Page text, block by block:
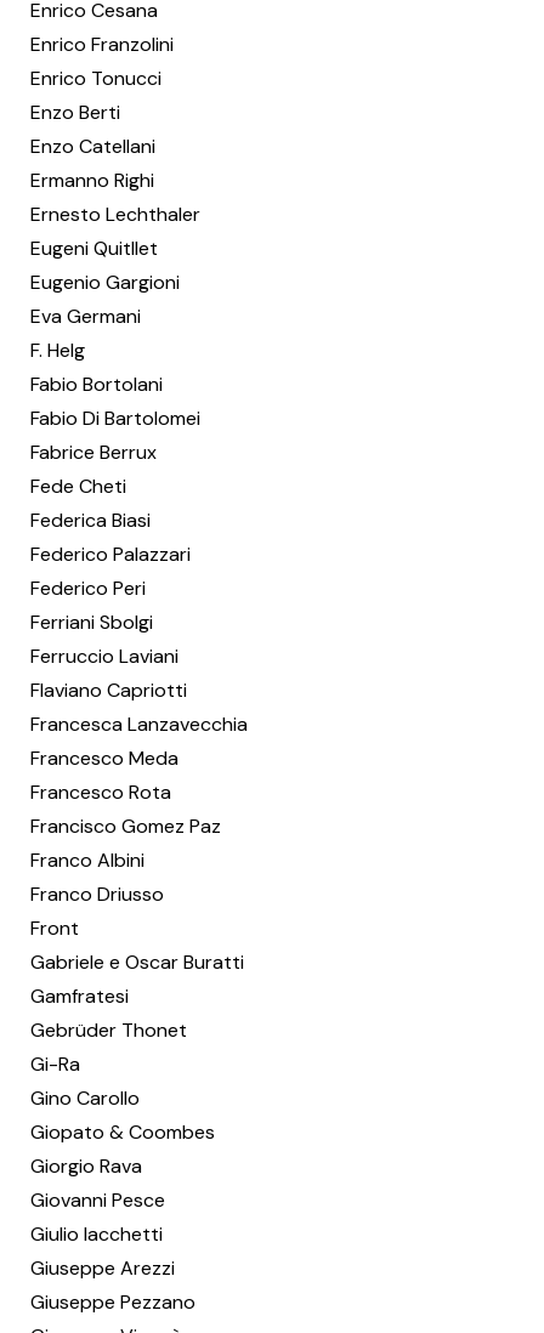
Enrico Cesana
Enrico Franzolini
Enrico Tonucci
Enzo Berti
Enzo Catellani
Ermanno Righi
Ernesto Lechthaler
Eugeni Quitllet
Eugenio Gargioni
Eva Germani
F. Helg
Fabio Bortolani
Fabio Di Bartolomei
Fabrice Berrux
Fede Cheti
Federica Biasi
Federico Palazzari
Federico Peri
Ferriani Sbolgi
Ferruccio Laviani
Flaviano Capriotti
Francesca Lanzavecchia
Francesco Meda
Francesco Rota
Francisco Gomez Paz
Franco Albini
Franco Driusso
Front
Gabriele e Oscar Buratti
Gamfratesi
Gebrüder Thonet
Gi-Ra
Gino Carollo
Giopato & Coombes
Giorgio Rava
Giovanni Pesce
Giulio Iacchetti
Giuseppe Arezzi
Giuseppe Pezzano